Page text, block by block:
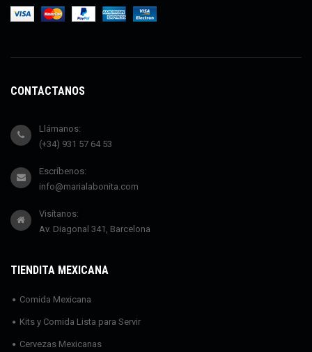
CONTÁCTANOS
Llámanos:
(+34) 931 57 64 53
Escríbenos:
info@marialabonita.com
Visítanos:
Av. Diagonal 341, Barcelona
TIENDITA MEXICANA
Comida Mexicana
Kits y Comida Lista para Servir
Cervezas Mexicanas